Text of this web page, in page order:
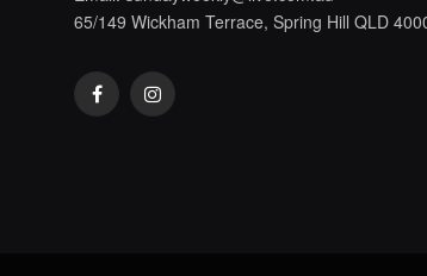
65/149 Wickham Terrace, Spring Hill QLD
FacebookInstagram